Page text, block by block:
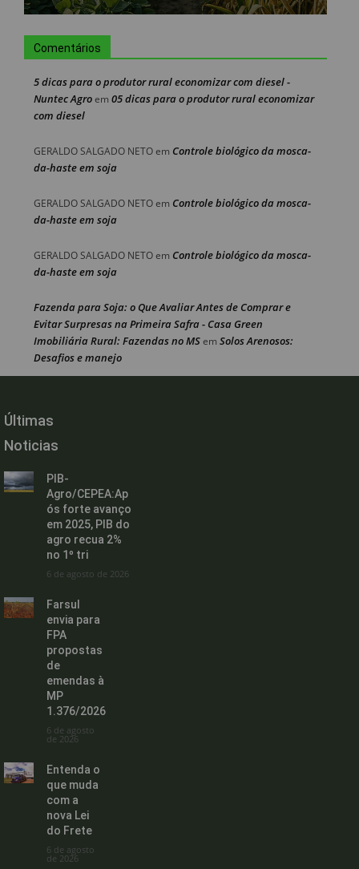
Comentários
5 dicas para o produtor rural economizar com diesel -
Nuntec Agroem 05 dicas para o produtor rural economizar
com diesel
GERALDO SALGADO NETOem Controle biológico da mosca-
da-haste em soja
GERALDO SALGADO NETOem Controle biológico da mosca-
da-haste em soja
GERALDO SALGADO NETOem Controle biológico da mosca-
da-haste em soja
Fazenda para Soja: o Que Avaliar Antes de Comprar e
Evitar Surpresas na Primeira Safra - Casa Green
Imobiliária Rural: Fazendas no MSem Solos Arenosos:
Desafios e manejo
Últimas
Noticias
PIB-
Agro/CEPEA:Ap
ós forte avanço
em 2025, PIB do
agro recua 2%
no 1º tri
6 de agosto de 2026
Farsul
envia para
FPA
propostas
de
emendas à
MP
1.376/2026
6 de agosto
de 2026
Entenda o
que muda
com a
nova Lei
do Frete
6 de agosto
de 2026